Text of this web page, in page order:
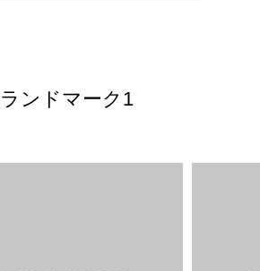
ランドマーク1